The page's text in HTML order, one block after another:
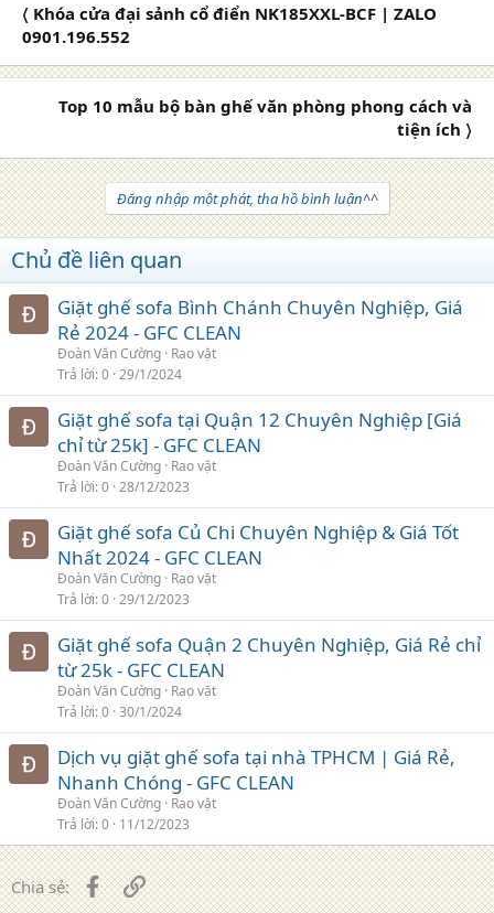
〈 Khóa cửa đại sảnh cổ điển NK185XXL-BCF | ZALO
0901.196.552
Top 10 mẫu bộ bàn ghế văn phòng phong cách và
tiện ích 〉
Đăng nhập một phát, tha hồ bình luận^^
Chủ đề liên quan
Giặt ghế sofa Bình Chánh Chuyên Nghiệp, Giá
Rẻ 2024 - GFC CLEAN
Đoàn Văn Cường Rao vặt
Trả lời 0 29/1/2024
Giặt ghế sofa tại Quận 12 Chuyên Nghiệp [Giá
chỉ từ 25k] - GFC CLEAN
Đoàn Văn Cường Rao vặt
Trả lời 0 28/12/2023
Giặt ghế sofa Củ Chi Chuyên Nghiệp & Giá Tốt
Nhất 2024 - GFC CLEAN
Đoàn Văn Cường Rao vặt
Trả lời 0 29/12/2023
Giặt ghế sofa Quận 2 Chuyên Nghiệp, Giá Rẻ chỉ
từ 25k - GFC CLEAN
Đoàn Văn Cường Rao vặt
Trả lời 0 30/1/2024
Dịch vụ giặt ghế sofa tại nhà TPHCM | Giá Rẻ,
Nhanh Chóng - GFC CLEAN
Đoàn Văn Cường Rao vặt
Trả lời 0 11/12/2023
Chia sẻ: FacebookLiên kết